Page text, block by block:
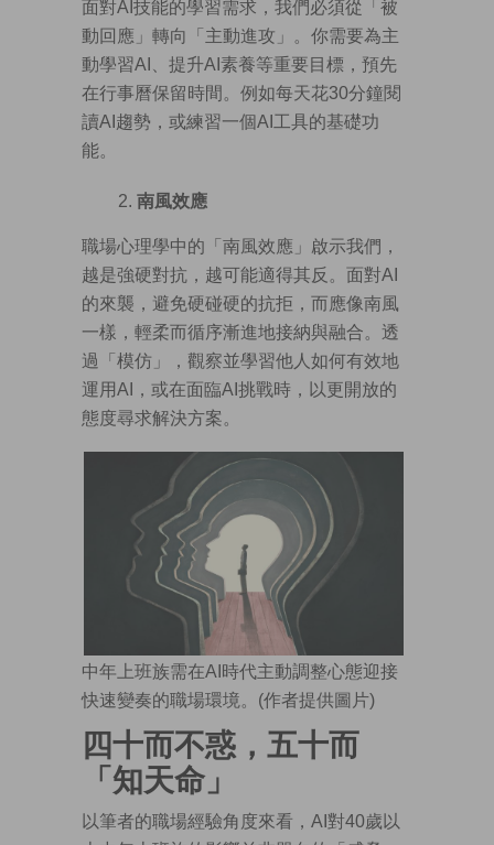
面對AI技能的學習需求，我們必須從「被
動回應」轉向「主動進攻」。你需要為主
動學習AI、提升AI素養等重要目標，預先
在行事曆保留時間。例如每天花30分鐘閱
讀AI趨勢，或練習一個AI工具的基礎功
能。
南風效應
職場心理學中的「南風效應」啟示我們，
越是強硬對抗，越可能適得其反。面對AI
的來襲，避免硬碰硬的抗拒，而應像南風
一樣，輕柔而循序漸進地接納與融合。透
過「模仿」，觀察並學習他人如何有效地
運用AI，或在面臨AI挑戰時，以更開放的
態度尋求解決方案。
中年上班族需在AI時代主動調整心態迎接
快速變奏的職場環境。(作者提供圖片)
四十而不惑，五十而
「知天命」
以筆者的職場經驗角度來看，AI對40歲以